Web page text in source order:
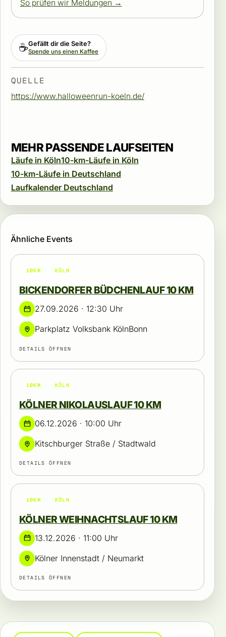
So prüfen wir Meldungen →
☕Gefällt dir die Seite?
Spende uns einen Kaffee
QUELLE
https://www.halloweenrun-koeln.de/
MEHR PASSENDE LAUFSEITEN
Läufe in Köln10-km-Läufe in Köln
10-km-Läufe in Deutschland
Laufkalender Deutschland
Ähnliche Events
10KM KÖLN
BICKENDORFER BÜDCHENLAUF 10 KM
27.09.2026 · 12:30 Uhr
Parkplatz Volksbank KölnBonn
DETAILS ÖFFNEN
10KM KÖLN
KÖLNER NIKOLAUSLAUF 10 KM
06.12.2026 · 10:00 Uhr
Kitschburger Straße / Stadtwald
DETAILS ÖFFNEN
10KM KÖLN
KÖLNER WEIHNACHTSLAUF 10 KM
13.12.2026 · 11:00 Uhr
Kölner Innenstadt / Neumarkt
DETAILS ÖFFNEN